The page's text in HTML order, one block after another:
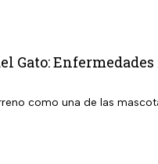
Gato:
como una de las